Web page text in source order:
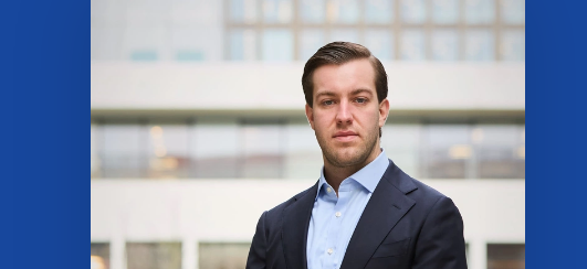
Bedrijf verkoopklaar maken
Bedrijf verkopen
Bedrijf kopen